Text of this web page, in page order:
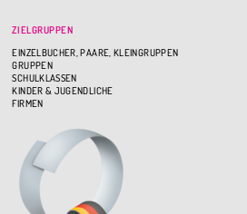
ZIELGRUPPEN
EINZELBUCHER, PAARE, KLEINGRUPPEN
GRUPPEN
SCHULKLASSEN
KINDER & JUGENDLICHE
FIRMEN